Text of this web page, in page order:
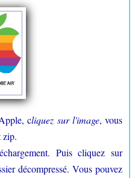
cliquez sur l'image, vous
zip.
Puis cliquez sur
décompressé. Vous pouvez